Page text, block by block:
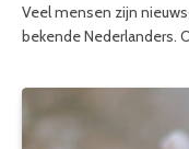
Veel mensen zijn
bekende Nederlanders.